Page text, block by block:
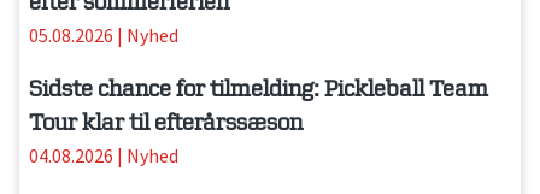
05.08.2026 | Nyhed
Sidste chance for tilmelding: Pickleball Team
Tour klar til efterårssæson
04.08.2026 | Nyhed